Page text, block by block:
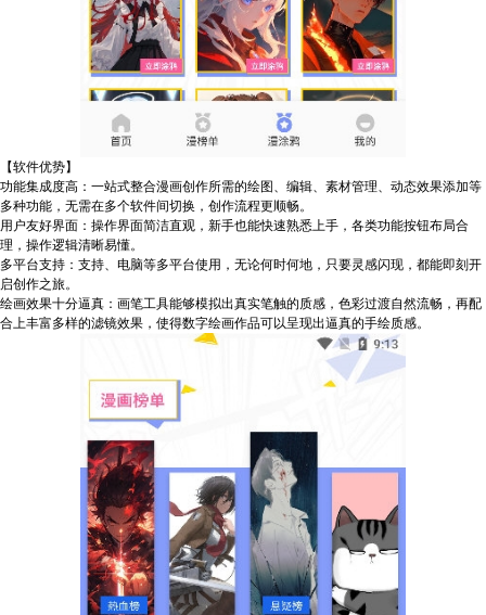
【软件优势】
功能集成度高：一站式整合漫画创作所需的绘图、编辑、素材管理、动态效果添加等
多种功能，无需在多个软件间切换，创作流程更顺畅。
用户友好界面：操作界面简洁直观，新手也能快速熟悉上手，各类功能按钮布局合
理，操作逻辑清晰易懂。
多平台支持：支持、电脑等多平台使用，无论何时何地，只要灵感闪现，都能即刻开
启创作之旅。
绘画效果十分逼真：画笔工具能够模拟出真实笔触的质感，色彩过渡自然流畅，再配
合上丰富多样的滤镜效果，使得数字绘画作品可以呈现出逼真的手绘质感。